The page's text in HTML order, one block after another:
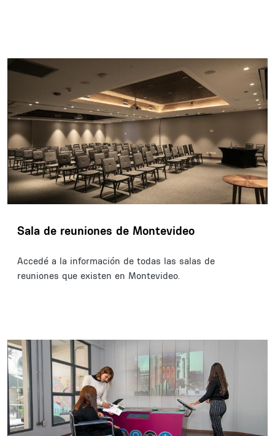
Sala de reuniones de Montevideo
Accedé a la información de todas las salas de
reuniones que existen en Montevideo.